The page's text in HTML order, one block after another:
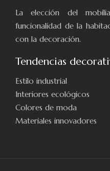
La elección del
funcionalidad de la
con la decoración.
Tendencias
Estilo industrial
Interiores ecológicos
Colores de moda
Materiales innovadores